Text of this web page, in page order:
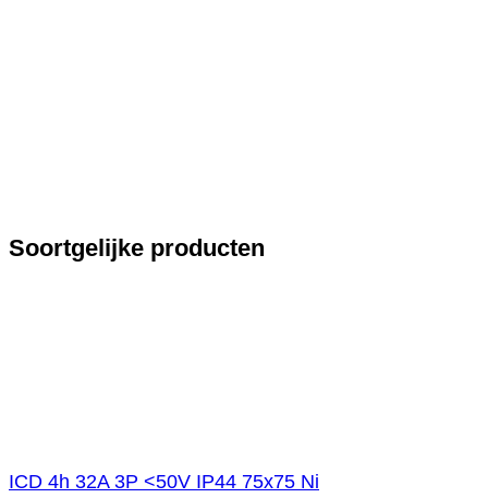
Soortgelijke producten
ICD 4h 32A 3P <50V IP44 75x75 Ni